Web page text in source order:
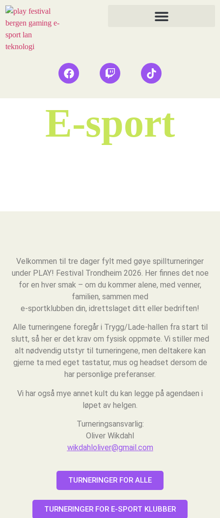
E-sport
Velkommen til tre dager fylt med gøye spillturneringer
under PLAY! Festival Trondheim 2026. Her finnes det noe
for en hver smak – om du kommer alene, med venner,
familien, sammen med
e-sportklubben din, idrettslaget ditt eller bedriften!
Alle turneringene foregår i Trygg/Lade-hallen fra start til
slutt, så her er det krav om fysisk oppmøte. Vi stiller med
alt nødvendig utstyr til turneringene, men deltakere kan
gjerne ta med eget tastatur, mus og headset dersom de
har personlige preferanser.
Vi har også mye annet kult du kan legge på agendaen i
løpet av helgen.
Turneringsansvarlig:
Oliver Wikdahl
wikdahloliver@gmail.com
TURNERINGER FOR ALLE
TURNERINGER FOR E-SPORT KLUBBER